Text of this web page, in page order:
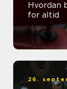
Hvordan
for altid
26.